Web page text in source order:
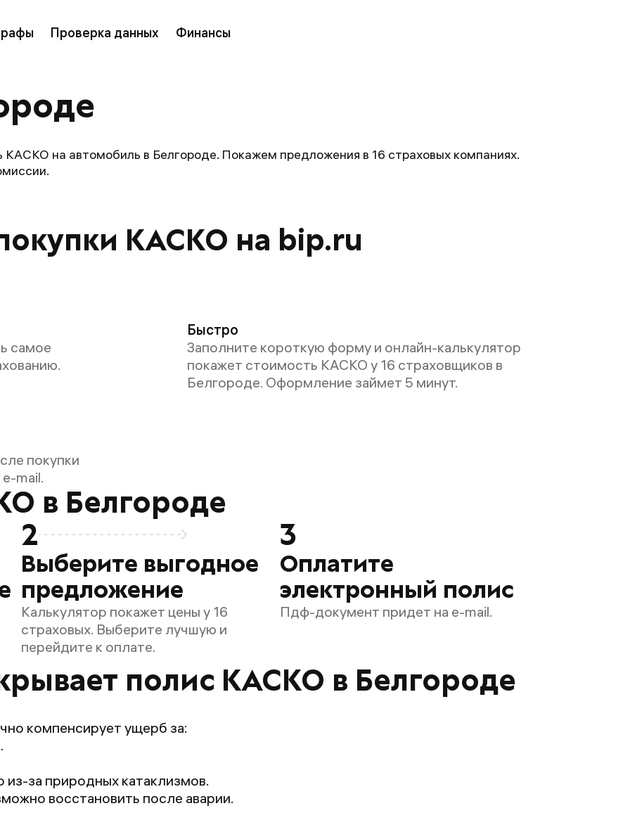
Проверка данных Финансы
на автомобиль в Белгороде. Покажем предложения в 16 страховых компаниях.
КАСКО на bip.ru
самое
Быстро
Заполните короткую форму и онлайн-калькулятор
покажет стоимость КАСКО у 16 страховщиков в
Белгороде. Оформление займет 5 минут.
покупки
mail.
в Белгороде
2
Выберите выгодное
предложение
Калькулятор покажет цены у 16
страховых. Выберите лучшую и
перейдите к оплате.
3
Оплатите
электронный полис
Пдф-документ придет на e-mail.
полис КАСКО в Белгороде
компенсирует ущерб за:
за природных катаклизмов.
восстановить после аварии.